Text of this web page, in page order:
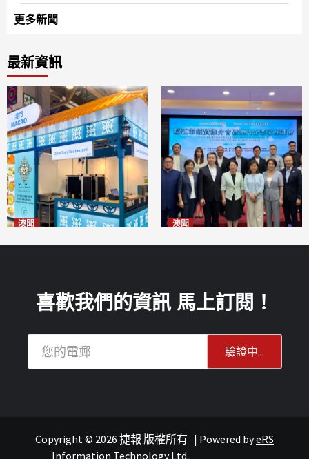
更多新聞
最新資訊
澳聞 澳聞
葡語國家經貿
喜歡我們的資訊 馬上訂閱！
Copyright © 2026 捷報 版權所有 | Powered byeRS
Information Technology Ltd..